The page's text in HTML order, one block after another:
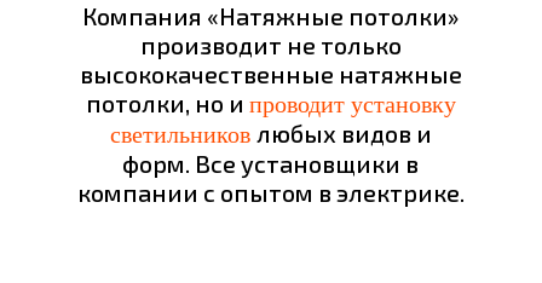
Компания «Натяжные потолки»
производит не только
высококачественные натяжные
потолки, но и проводит установку
светильников любых видов и
форм. Все установщики в
компании с опытом в электрике.